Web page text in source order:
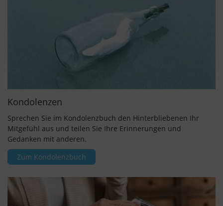
Kondolenzen
Sprechen Sie im Kondolenzbuch den Hinterbliebenen Ihr
Mitgefühl aus und teilen Sie Ihre Erinnerungen und
Gedanken mit anderen.
Zum Kondolenzbuch